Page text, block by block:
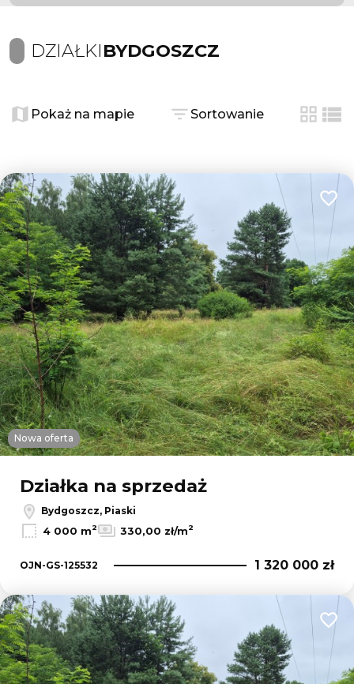
DZIAŁKIBYDGOSZCZ
Pokaż na mapie Sortowanie
tabela
Nowa oferta
Działka na sprzedaż
Bydgoszcz, Piaski
4 000 m2 330,00 zł/m2
OJN-GS-125532 1 320 000 zł